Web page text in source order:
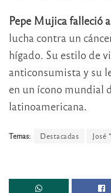
Pepe Mujica falleció
lucha contra un
hígado. Su estilo de
anticonsumista y su
en un ícono mundial
latinoamericana.
Temas: Destacadas José